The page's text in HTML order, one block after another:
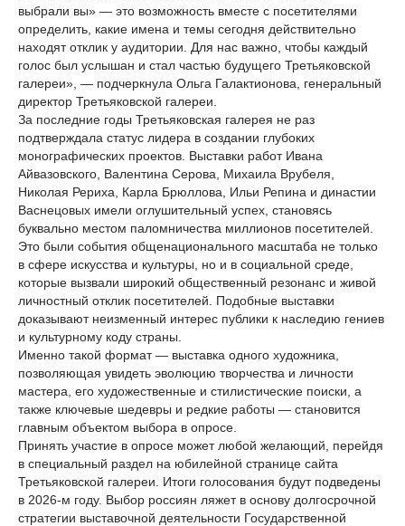
выбрали вы» — это возможность вместе с посетителями
определить, какие имена и темы сегодня действительно
находят отклик у аудитории. Для нас важно, чтобы каждый
голос был услышан и стал частью будущего Третьяковской
галереи», — подчеркнула Ольга Галактионова, генеральный
директор Третьяковской галереи.
За последние годы Третьяковская галерея не раз
подтверждала статус лидера в создании глубоких
монографических проектов. Выставки работ Ивана
Айвазовского, Валентина Серова, Михаила Врубеля,
Николая Рериха, Карла Брюллова, Ильи Репина и династии
Васнецовых имели оглушительный успех, становясь
буквально местом паломничества миллионов посетителей.
Это были события общенационального масштаба не только
в сфере искусства и культуры, но и в социальной среде,
которые вызвали широкий общественный резонанс и живой
личностный отклик посетителей. Подобные выставки
доказывают неизменный интерес публики к наследию гениев
и культурному коду страны.
Именно такой формат — выставка одного художника,
позволяющая увидеть эволюцию творчества и личности
мастера, его художественные и стилистические поиски, а
также ключевые шедевры и редкие работы — становится
главным объектом выбора в опросе.
Принять участие в опросе может любой желающий, перейдя
в специальный раздел на юбилейной странице сайта
Третьяковской галереи. Итоги голосования будут подведены
в 2026-м году. Выбор россиян ляжет в основу долгосрочной
стратегии выставочной деятельности Государственной